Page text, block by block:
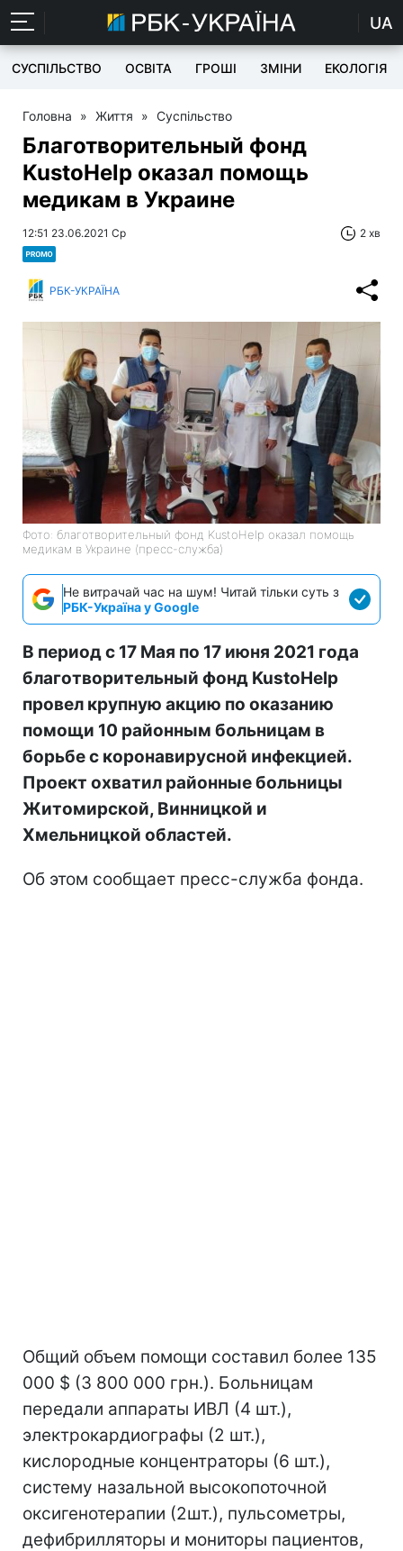
UA
СУСПІЛЬСТВО ОСВІТА ГРОШІ ЗМІНИ ЕКОЛОГІЯ
Головна » Життя » Суспільство
Благотворительный фонд
KustoHelp оказал помощь
медикам в Украине
12:51 23.06.2021 Ср 2 хв
РБК-УКРАЇНА
Фото: благотворительный фонд KustoHelp оказал помощь
медикам в Украине (пресс-служба)
Не витрачай час на шум! Читай тільки суть з
РБК-Україна у Google
В период с 17 Мая по 17 июня 2021 года
благотворительный фонд KustoHelp
провел крупную акцию по оказанию
помощи 10 районным больницам в
борьбе с коронавирусной инфекцией.
Проект охватил районные больницы
Житомирской, Винницкой и
Хмельницкой областей.
Об этом сообщает пресс-служба фонда.
Общий объем помощи составил более 135
000 $ (3 800 000 грн.). Больницам
передали аппараты ИВЛ (4 шт.),
электрокардиографы (2 шт.),
кислородные концентраторы (6 шт.),
систему назальной высокопоточной
оксигенотерапии (2шт.), пульсометры,
дефибрилляторы и мониторы пациентов,